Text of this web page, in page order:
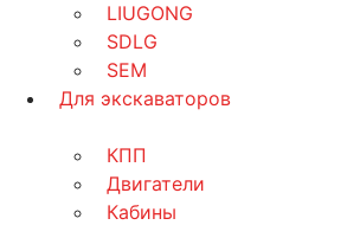
LIUGONG
SDLG
SEM
Для экскаваторов
КПП
Двигатели
Кабины